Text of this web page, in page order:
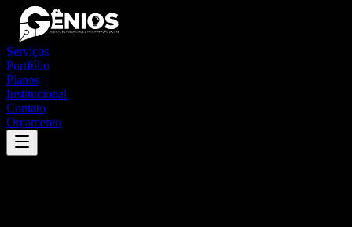
Serviços
Portfólio
Planos
Institucional
Contato
Orçamento